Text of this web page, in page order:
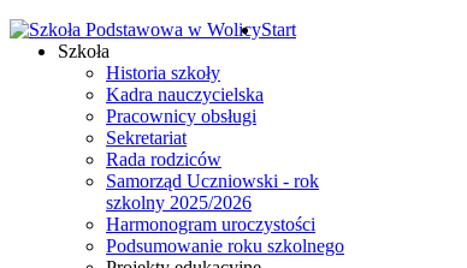
Start
Szkoła
Historia szkoły
Kadra nauczycielska
Pracownicy obsługi
Sekretariat
Rada rodziców
Samorząd Uczniowski - rok
szkolny 2025/2026
Harmonogram uroczystości
Podsumowanie roku szkolnego